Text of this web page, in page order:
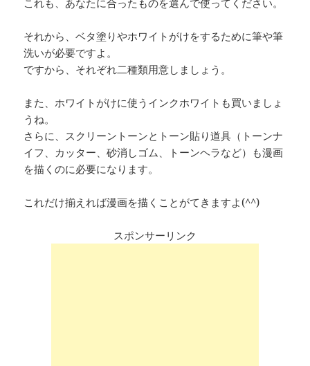
これも、あなたに合ったものを選んで使ってください。
それから、ベタ塗りやホワイトがけをするために筆や筆
洗いが必要ですよ。
ですから、それぞれ二種類用意しましょう。
また、ホワイトがけに使うインクホワイトも買いましょ
うね。
さらに、スクリーントーンとトーン貼り道具（トーンナ
イフ、カッター、砂消しゴム、トーンヘラなど）も漫画
を描くのに必要になります。
これだけ揃えれば漫画を描くことがてきますよ(^^)
スポンサーリンク